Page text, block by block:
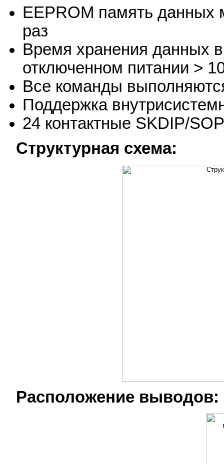
EEPROM память данных
раз
Время хранения данных
отключенном питании >
Все команды
Поддержка
24 контактные SKDIP/
Структурная схема:
Расположение выводов: